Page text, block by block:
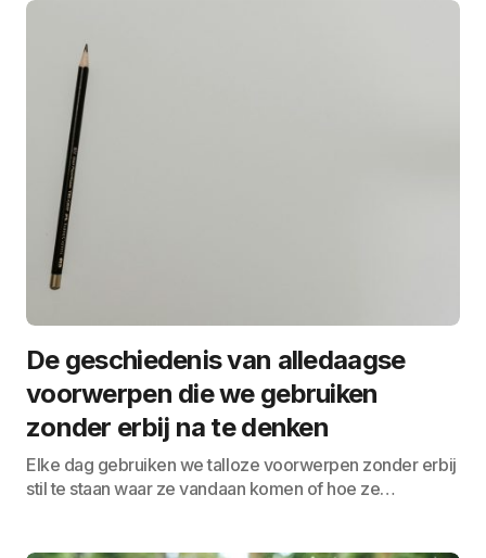
De geschiedenis van alledaagse
voorwerpen die we gebruiken
zonder erbij na te denken
Elke dag gebruiken we talloze voorwerpen zonder erbij
stil te staan waar ze vandaan komen of hoe ze…